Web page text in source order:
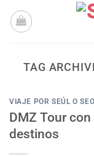
Skip
TAG
VIAJE POR SEÚL O
DMZ Tour
destinos